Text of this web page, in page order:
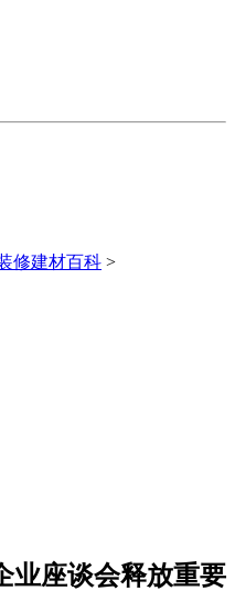
修建材百科 >
业座谈会释放重要